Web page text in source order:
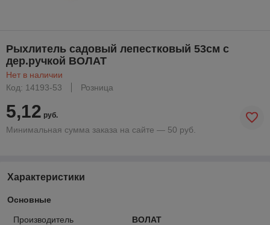
Рыхлитель садовый лепестковый 53см с
дер.ручкой ВОЛАТ
Нет в наличии
Код: 14193-53
Розница
5,12 руб.
Минимальная сумма заказа на сайте — 50 руб.
Характеристики
Основные
Производитель
ВОЛАТ